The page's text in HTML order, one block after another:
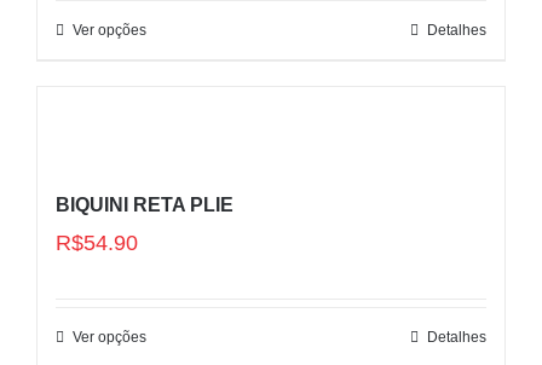
Ver opções Detalhes
BIQUINI RETA PLIE
R$54.90
Ver opções Detalhes